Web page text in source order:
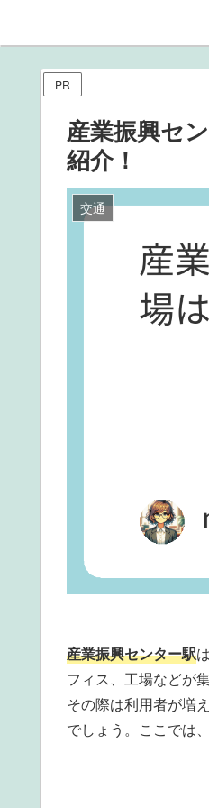
PR
産業振興セ
紹介！
交通
産業振興センター駅
フィス、工場などが
その際は利用者が増
でしょう。ここでは